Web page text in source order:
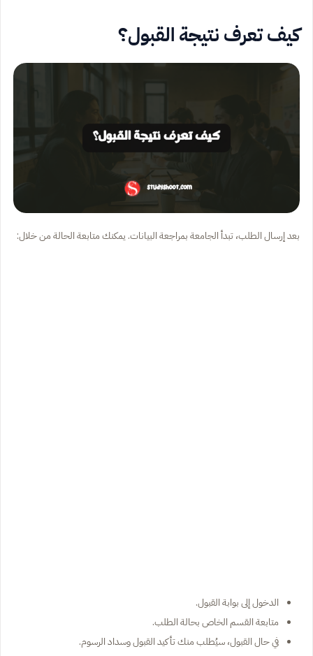
كيف تعرف نتيجة القبول؟
بعد إرسال الطلب، تبدأ الجامعة بمراجعة البيانات. يمكنك متابعة الحالة من خلال:
الدخول إلى بوابة القبول.
متابعة القسم الخاص بحالة الطلب.
في حال القبول، سيُطلب منك تأكيد القبول وسداد الرسوم.